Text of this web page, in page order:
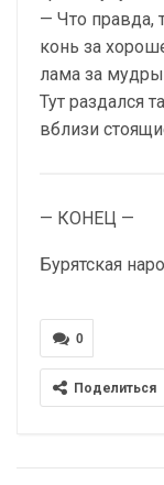
— Что правда,
конь за
лама за
Тут раздался
вблизи
— КОНЕЦ —
Бурятская
0
Поделиться